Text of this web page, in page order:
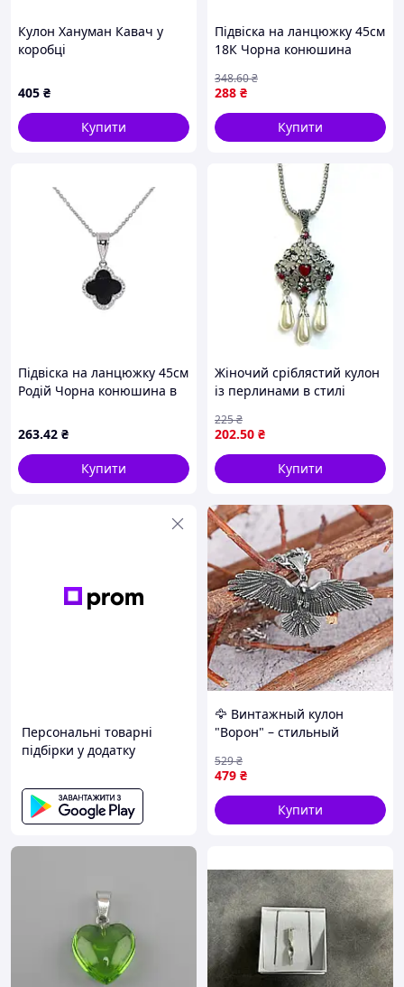
Кулон Хануман Кавач у
коробці
405 ₴
Купити
Підвіска на ланцюжку 45см
18К Чорна конюшина
ТМ XUPING
288 ₴
348.60₴
Купити
Підвіска на ланцюжку 45см
Родій Чорна конюшина в
1.5мм, 13х13мм (341199)
ТМ XUPING
263.42 ₴
Купити
Жіночий сріблястий кулон
із перлинами в стилі
202.50 ₴
225₴
Купити
Персональні товарні
підбірки у додатку
🦅 Винтажный кулон
"Ворон" – стильный
нержавеющей стали 6*3,2
см двухсторонний
JGGW_479
479 ₴
529₴
Купити